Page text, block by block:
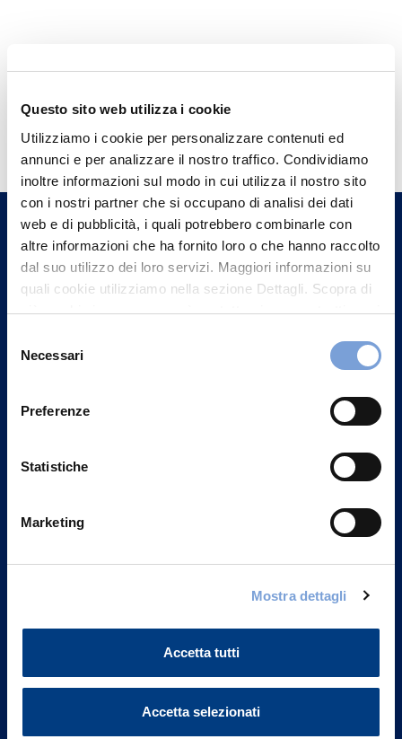
Questo sito web utilizza i cookie
Utilizziamo i cookie per personalizzare contenuti ed
annunci e per analizzare il nostro traffico. Condividiamo
inoltre informazioni sul modo in cui utilizza il nostro sito
con i nostri partner che si occupano di analisi dei dati
web e di pubblicità, i quali potrebbero combinarle con
altre informazioni che ha fornito loro o che hanno raccolto
dal suo utilizzo dei loro servizi. Maggiori informazioni su
quali cookie utilizziamo nella sezione Dettagli. Scopra di
più su chi siamo, come può contattarci e come trattiamo i
può trovare nel footer del sito nella sezione "Informativa
delNecessari
Preferenze
Statistiche
Marketing
Mostra dettagli
Accetta tutti
Accetta selezionati
Hai bisogno di
informazioni?
Trova l'Agenzia più vicina a te e parla con
un nostro Agente.
Contattaci
Vittoria Assicurazioni S.p.A.
Governance